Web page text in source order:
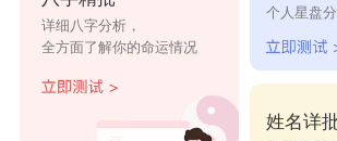
移徒 吉。
失物 虚。
疾病 设送。
山坟 吉。
观音灵签第47签 观音
观音灵签第49签 观音
观
详细八字分析，
全方面了解你的命运情况
个人星盘
姓名详